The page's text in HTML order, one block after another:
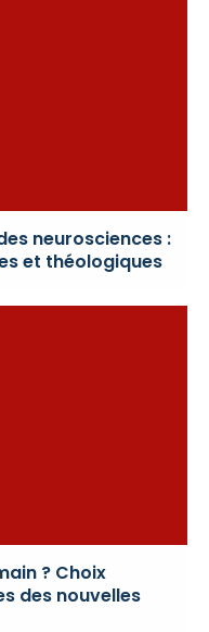
neurosciences :
et théologiques
? Choix
des nouvelles